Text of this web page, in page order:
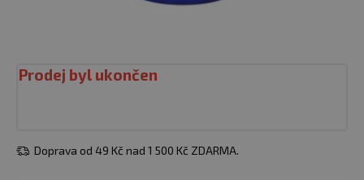
Prodej byl ukončen
Doprava od 49 Kč nad 1 500 Kč ZDARMA.